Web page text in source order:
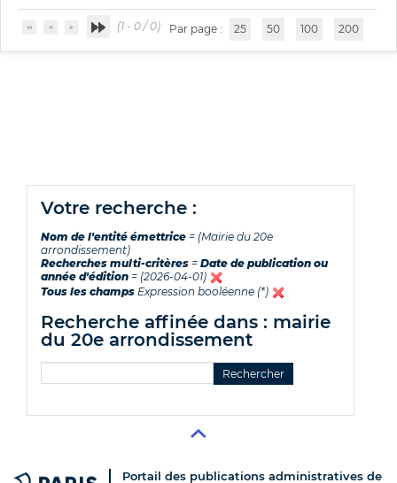
(1 - 0 / 0) Par page : 25 50 100 200
votre recherche :
Nom de l'entité émettrice = (Mairie du 20e
arrondissement)
Recherches multi-critères = Date de publication ou
année d'édition = (2026-04-01)
Tous les champs Expression booléenne (*)
recherche affinée dans : mairie
du 20e arrondissement
Portail des publications administratives de